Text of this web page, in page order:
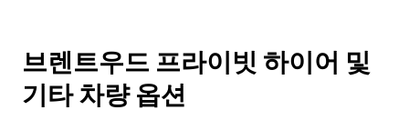
브렌트우드 프라이빗 하이어 및
기타 차량 옵션